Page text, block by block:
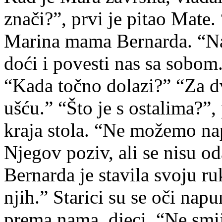
znači?”, prvi je pitao Mate.
Marina mama Bernarda.
doći i povesti nas sa
“Kada točno dolazi?” “Za
ušću.” “Što je s
kraja stola. “Ne možemo
Njegov poziv, ali se nisu
Bernarda je stavila svoju
njih.” Starici su se oči